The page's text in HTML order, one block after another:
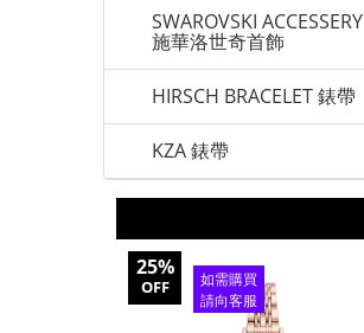
SWAROVSKI ACCESSERY
施華洛世奇首飾
HIRSCH BRACELET 錶帶
KZA 錶帶
25%
OFF
如需購買
請向客服